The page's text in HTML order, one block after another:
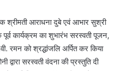
श्रीमती आराधना दुबे एवं आभार सुश्री
पूर्व कार्यक्रम का शुभारंभ सरस्वती पूजन,
रमन को श्रद्धांजलि अर्पित कर किया
द्वारा सरस्वती वंदना की प्रस्तुति दी